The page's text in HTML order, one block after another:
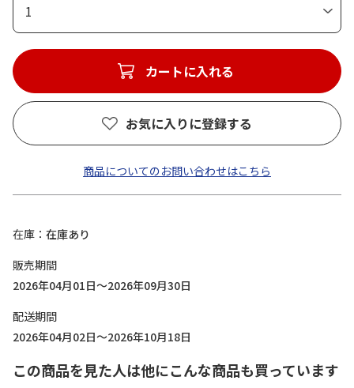
1
カートに入れる
お気に入りに登録する
商品についてのお問い合わせはこちら
在庫
在庫あり
販売期間
2026年04月01日～2026年09月30日
配送期間
2026年04月02日～2026年10月18日
この商品を見た人は他にこんな商品も買っています